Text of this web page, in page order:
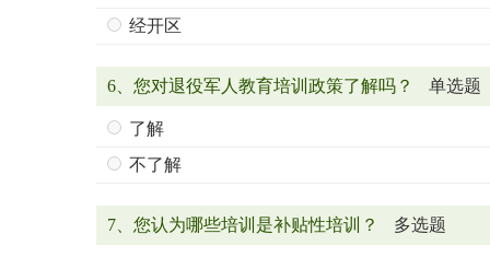
经开区
6、您对退役军人教育培训政策了解吗？ 单选题
了解
不了解
7、您认为哪些培训是补贴性培训？ 多选题